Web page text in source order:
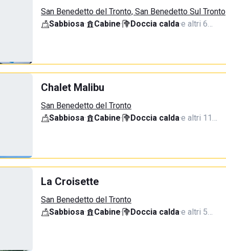
San Benedetto del Tronto, San Benedetto Sul Tronto
Sabbiosa· Cabine· Doccia calda·e altri 6…
Chalet Malibu
San Benedetto del Tronto
Sabbiosa· Cabine· Doccia calda·e altri 11…
La Croisette
San Benedetto del Tronto
Sabbiosa· Cabine· Doccia calda·e altri 5…